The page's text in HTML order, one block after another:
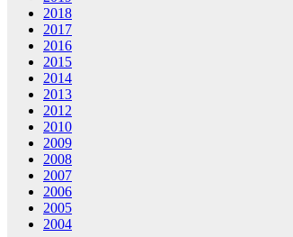
2018
2017
2016
2015
2014
2013
2012
2010
2009
2008
2007
2006
2005
2004